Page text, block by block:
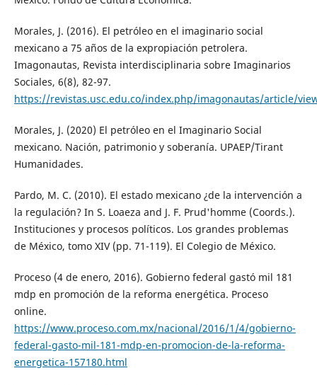
Morales, J. (2016). El petróleo en el imaginario social
mexicano a 75 años de la expropiación petrolera.
Imagonautas, Revista interdisciplinaria sobre Imaginarios
Sociales, 6(8), 82-97.
https://revistas.usc.edu.co/index.php/imagonautas/article/
Morales, J. (2020) El petróleo en el Imaginario Social
mexicano. Nación, patrimonio y soberanía. UPAEP/Tirant
Humanidades.
Pardo, M. C. (2010). El estado mexicano ¿de la intervención a
la regulación? In S. Loaeza and J. F. Prud'homme (Coords.).
Instituciones y procesos políticos. Los grandes problemas
de México, tomo XIV (pp. 71-119). El Colegio de México.
Proceso (4 de enero, 2016). Gobierno federal gastó mil 181
mdp en promoción de la reforma energética. Proceso
online.
https://www.proceso.com.mx/nacional/2016/1/4/gobierno-
federal-gasto-mil-181-mdp-en-promocion-de-la-reforma-
energetica-157180.html